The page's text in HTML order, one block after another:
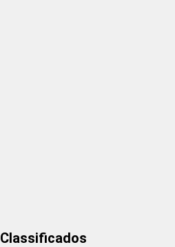
Classificados